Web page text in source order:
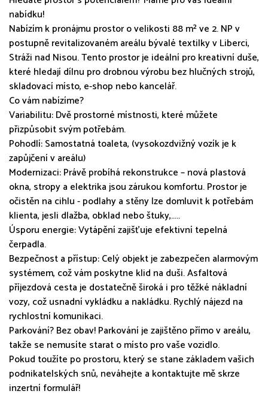
nabídku!
Nabízím k pronájmu prostor o velikosti 88 m² ve 2. NP v
postupně revitalizovaném areálu bývalé textilky v Liberci,
Stráži nad Nisou. Tento prostor je ideální pro kreativní duše,
které hledají dílnu pro drobnou výrobu bez hlučných strojů,
skladovací místo, e-shop nebo kancelář.
Co vám nabízíme?
Variabilitu: Dvě prostorné místnosti, které můžete
přizpůsobit svým potřebám.
Pohodlí: Samostatná toaleta, (vysokozdvižný vozík je k
zapůjčení v areálu)
Modernizaci: Právě probíhá rekonstrukce – nová plastová
okna, stropy a elektrika jsou zárukou komfortu. Prostor je
očistěn na cihlu - podlahy a stěny lze domluvit k potřebám
klienta, jesli dlažba, obklad nebo štuky,.....
Úsporu energie: Vytápění zajišťuje efektivní tepelná
čerpadla.
Bezpečnost a přístup: Celý objekt je zabezpečen alarmovým
systémem, což vám poskytne klid na duši. Asfaltová
příjezdová cesta je dostatečně široká i pro těžké nákladní
vozy, což usnadní vykládku a nakládku. Rychlý nájezd na
rychlostní komunikaci.
Parkování? Bez obav! Parkování je zajištěno přímo v areálu,
takže se nemusíte starat o místo pro vaše vozidlo.
Pokud toužíte po prostoru, který se stane základem vašich
podnikatelských snů, neváhejte a kontaktujte mě skrze
inzertní formulář!